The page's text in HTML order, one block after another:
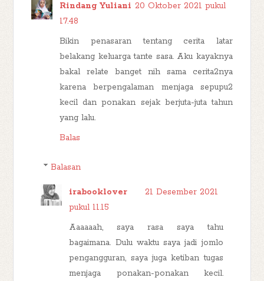
Rindang Yuliani 20 Oktober 2021 pukul
17.48
Bikin penasaran tentang cerita latar
belakang keluarga tante sasa. Aku kayaknya
bakal relate banget nih sama cerita2nya
karena berpengalaman menjaga sepupu2
kecil dan ponakan sejak berjuta-juta tahun
yang lalu.
Balas
Balasan
irabooklover
21 Desember 2021
pukul 11.15
Aaaaaah, saya rasa saya tahu
bagaimana. Dulu waktu saya jadi jomlo
pengangguran, saya juga ketiban tugas
menjaga ponakan-ponakan kecil.